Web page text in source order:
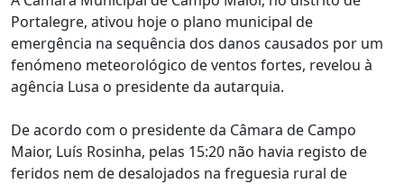
Portalegre, ativou hoje o plano municipal de
emergência na sequência dos danos causados por um
fenómeno meteorológico de ventos fortes, revelou à
agência Lusa o presidente da autarquia.
De acordo com o presidente da Câmara de Campo
Maior, Luís Rosinha, pelas 15:20 não havia registo de
feridos nem de desalojados na freguesia rural de